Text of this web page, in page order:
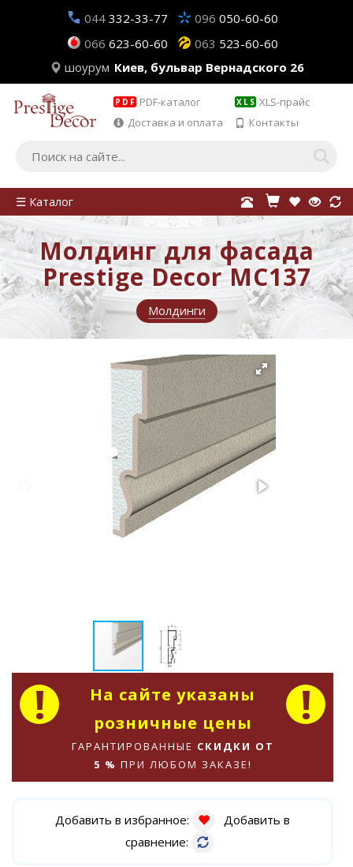
044 332-33-77 096 050-60-60
066 623-60-60 063 523-60-60
шоурум Киев, бульвар Вернадского 26
PDF PDF-каталог XLS XLS-прайс
Доставка и оплата
Контакты
☰ Каталог
Молдинг для фасада
Prestige Decor MC137
Молдинги
На сайте указаны
розничные цены
ГАРАНТИРОВАННЫЕ СКИДКИ ОТ
5 % ПРИ ЛЮБОМ ЗАКАЗЕ!
Добавить в избранное:
Добавить в
сравнение: